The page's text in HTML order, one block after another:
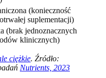
(konieczność
suplementacji)
(brak jednoznacznych
klinicznych)
ciężkie. Źródło:
Nutrients, 2023